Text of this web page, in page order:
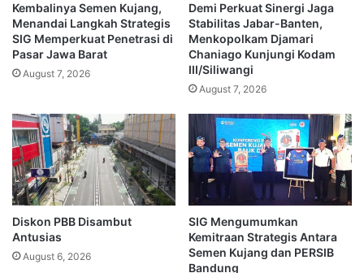
Kembalinya Semen Kujang,
Menandai Langkah Strategis
SIG Memperkuat Penetrasi di
Pasar Jawa Barat
August 7, 2026
Demi Perkuat Sinergi Jaga
Stabilitas Jabar-Banten,
Menkopolkam Djamari
Chaniago Kunjungi Kodam
III/Siliwangi
August 7, 2026
Diskon PBB Disambut
Antusias
August 6, 2026
SIG Mengumumkan
Kemitraan Strategis Antara
Semen Kujang dan PERSIB
Bandung